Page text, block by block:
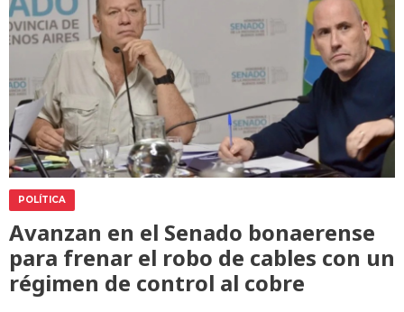
POLÍTICA
Avanzan en el Senado bonaerense
para frenar el robo de cables con un
régimen de control al cobre